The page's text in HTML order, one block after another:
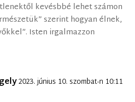
kevésbbé lehet számon
szerint hogyan élnek,
Isten irgalmazzon
2023. június 10. szombat-n 10:11